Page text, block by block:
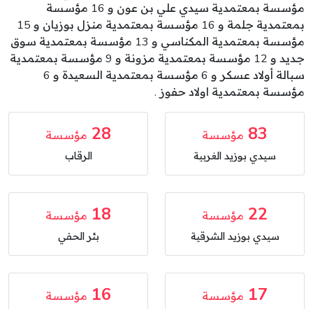
مؤسسة بمعتمدية سيدي علي بن عون و 16 مؤسسة
بمعتمدية جلمة و 16 مؤسسة بمعتمدية منزل بوزيان و 15
مؤسسة بمعتمدية المكناسي و 13 مؤسسة بمعتمدية سوق
جديد و 12 مؤسسة بمعتمدية مزونة و 9 مؤسسة بمعتمدية
سبالة أولاد عسكر و 6 مؤسسة بمعتمدية السعيدة و 6
مؤسسة بمعتمدية اولاد حفوز .
83 مؤسسة
سيدي بوزيد الغربية
28 مؤسسة
الرقاب
22 مؤسسة
سيدي بوزيد الشرقية
18 مؤسسة
بئر الحفي
17 مؤسسة 16 مؤسسة